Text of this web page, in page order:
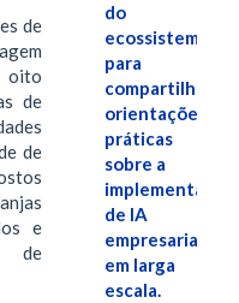
de
oito
de
de
e
de
do
ecossistema
para
compartilhar
orientações
práticas
sobre a
implementação
de IA
empresarial
em larga
escala.